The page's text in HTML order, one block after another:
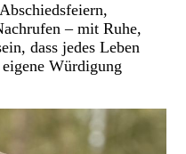
– mit Ruhe,
dass jedes Leben
Würdigung